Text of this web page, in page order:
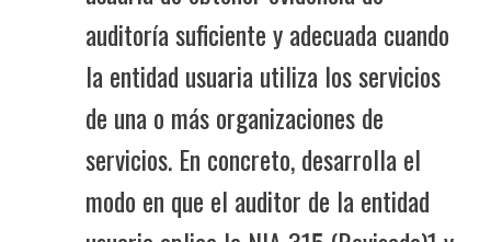
auditoría suficiente y adecuada cuando
la entidad usuaria utiliza los servicios
de una o más organizaciones de
servicios. En concreto, desarrolla el
modo en que el auditor de la entidad